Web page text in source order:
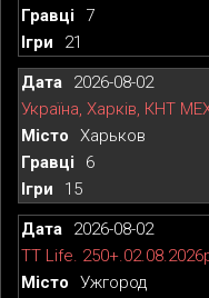
7
21
2026-08-02
Україна, Харків, КНТ
Харьков
6
15
2026-08-02
TT Life.
Ужгород